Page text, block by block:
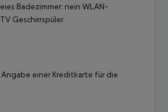
Badezimmer: nein WLAN-
Geschirrspüler
einer Kreditkarte für die